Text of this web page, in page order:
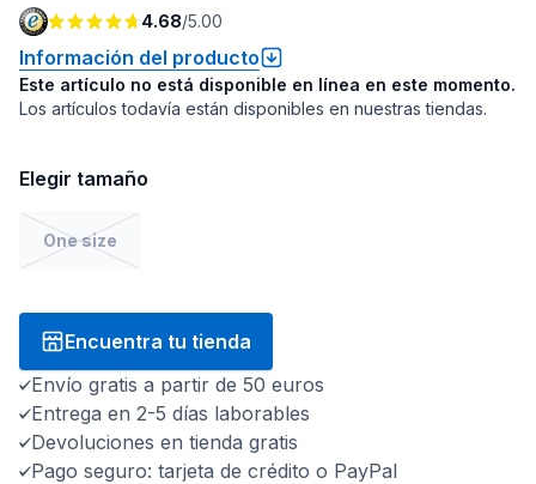
4.68/5.00
Información del producto
Este artículo no está disponible en línea en este momento.
Los artículos todavía están disponibles en nuestras tiendas.
Elegir tamaño
One size
Encuentra tu tienda
Envío gratis a partir de 50 euros
Entrega en 2-5 días laborables
Devoluciones en tienda gratis
Pago seguro: tarjeta de crédito o PayPal